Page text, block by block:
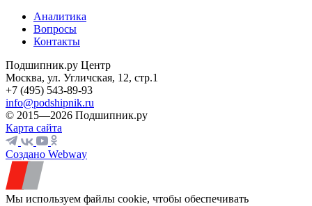
Аналитика
Вопросы
Контакты
Подшипник.ру Центр
Москва, ул. Угличская, 12, стр.1
+7 (495) 543-89-93
info@podshipnik.ru
© 2015—2026 Подшипник.ру
Карта сайта
Создано Webway
Мы используем файлы cookie, чтобы обеспечивать